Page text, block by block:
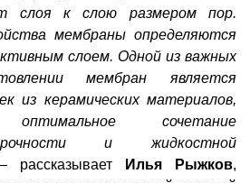
слоя к слою размером пор.
мембраны определяются
слоем. Одной из важных
мембран является
из керамических материалов,
оптимальное сочетание
и жидкостной
Илья Рыжков,